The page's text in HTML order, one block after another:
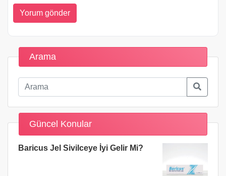
Arama
Güncel Konular
Baricus Jel Sivilceye İyi Gelir Mi?